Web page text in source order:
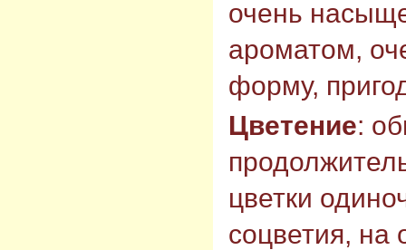
очень
ароматом,
форму,
Цветение:
цветки
соцветия, на